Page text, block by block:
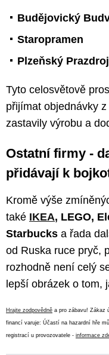
Budějovický
Staropramen
Plzeňský Prazdroj
Tyto celosvětově
přijímat objednávky
zastavily výrobu a
Ostatní firmy -
přidávají k
Kromě výše
také IKEA, LEGO,
Starbucks a řada
od Ruska ruce pryč,
rozhodně není celý
lepší obrázek o tom,
Hrajte zodpovědně a pro zábavu! Zákaz
financí varuje: Účastí na hazardní hře
registrací u provozovatele - informace